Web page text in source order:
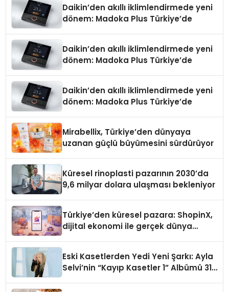
Daikin’den akıllı iklimlendirmede yeni
dönem: Madoka Plus Türkiye’de
Daikin’den akıllı iklimlendirmede yeni
dönem: Madoka Plus Türkiye’de
Daikin’den akıllı iklimlendirmede yeni
dönem: Madoka Plus Türkiye’de
Mirabellix, Türkiye’den dünyaya
uzanan güçlü büyümesini sürdürüyor
Küresel rinoplasti pazarının 2030’da
9,6 milyar dolara ulaşması bekleniyor
Türkiye’den küresel pazara: ShopinX,
dijital ekonomi ile gerçek dünya
Eski Kasetlerden Yedi Yeni Şarkı: Ayla
Selvi’nin “Kayıp Kasetler 1” Albümü 31